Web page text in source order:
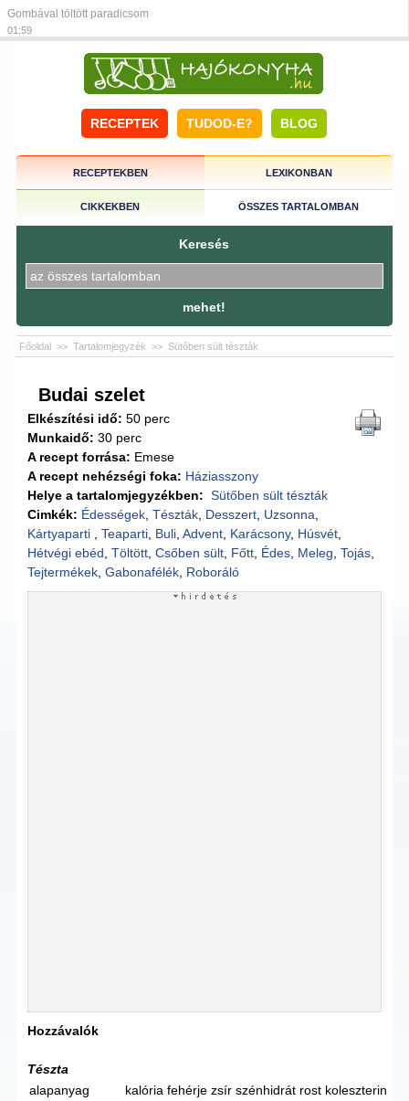
Gombával töltött paradicsom
01:59
RECEPTEK TUDOD-E? BLOG
RECEPTEKBEN LEXIKONBAN
CIKKEKBEN ÖSSZES TARTALOMBAN
Keresés
mehet!
Főoldal >> Tartalomjegyzék >> Sütőben sült tészták
Budai szelet
Elkészítési idő: 50 perc
Munkaidő: 30 perc
A recept forrása: Emese
A recept nehézségi foka: Háziasszony
Helye a tartalomjegyzékben: Sütőben sült tészták
Cimkék: Édességek ,Tészták Desszert Uzsonna
Kártyaparti
,Teaparti Buli ,Advent Karácsony, Húsvét
Hétvégi ebéd ,Töltött ,Csőben sült Főtt Édes Meleg ,Tojás
Tejtermékek ,Gabonafélék Roboráló
Hozzávalók
Tészta
alapanyag
kalória fehérje zsír szénhidrát rost koleszterin